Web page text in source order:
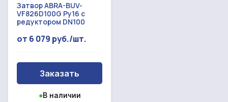
Затвор ABRA-BUV-
VF826D100G Ру16 с
редуктором DN100
от 6 079 руб./шт.
Заказать
●В наличии